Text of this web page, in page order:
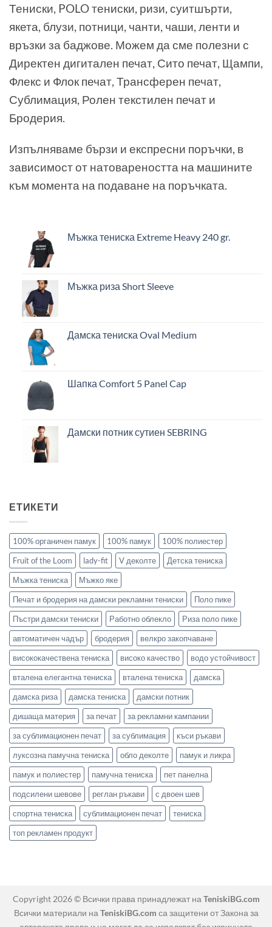
Тениски, POLO тениски, ризи, суитшърти,
якета, блузи, потници, чанти, чаши, ленти и
връзки за баджове. Можем да сме полезни с
Директен дигитален печат, Сито печат, Щампи,
Флекс и Флок печат, Трансферен печат,
Сублимация, Ролен текстилен печат и
Бродерия.
Изпълняваме бързи и експресни поръчки, в
зависимост от натовареността на машините
към момента на подаване на поръчката.
Мъжка тениска Extreme Heavy 240 gr.
Мъжка риза Short Sleeve
Дамска тениска Oval Medium
Шапка Comfort 5 Panel Cap
Дамски потник сутиен SEBRING
ЕТИКЕТИ
100% органичен памук 100% памук
100% полиестер
Fruit of the Loom
lady-fit V деколте
Детска тениска
Мъжка тениска
Мъжко яке
Печат и бродерия на дамски рекламни тениски
Поло пике
Пъстри дамски тениски
Работно облекло
Риза поло пике
автоматичен чадър
бродерия
велкро закопчаване
висококачествена тениска
високо качество
водо устойчивост
вталена елегантна тениска
вталена тениска
дамска
дамска риза
дамска тениска
дамски потник
дишаща материя
за печат
за рекламни кампании
за сублимационен печат
за сублимация
къси ръкави
луксозна памучна тениска
обло деколте
памук и ликра
памук и полиестер
памучна тениска
пет панелна
подсилени шевове
реглан ръкави
с двоен шев
спортна тениска
сублимационен печат
тениска
топ рекламен продукт
Copyright 2026 © Всички права принадлежат на TeniskiBG.com
Всички материали на TeniskiBG.com са защитени от Закона за